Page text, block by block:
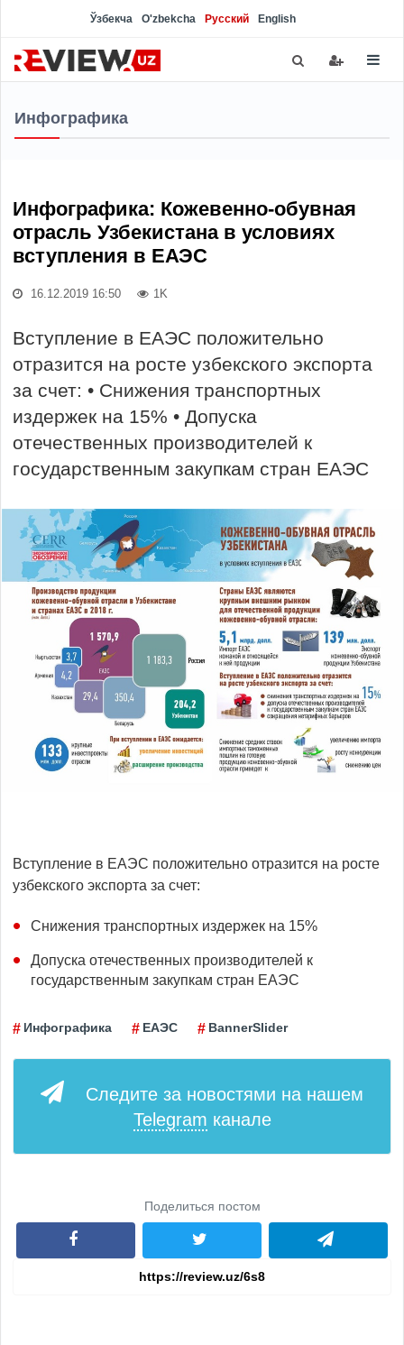
Ўзбекча O'zbekcha Русский English
Инфографика
Инфографика: Кожевенно-обувная
отрасль Узбекистана в условиях
вступления в ЕАЭС
16.12.2019 16:50 1K
Вступление в ЕАЭС положительно
отразится на росте узбекского экспорта
за счет: • Снижения транспортных
издержек на 15% • Допуска
отечественных производителей к
государственным закупкам стран ЕАЭС
Вступление в ЕАЭС положительно отразится на росте
узбекского экспорта за счет:
Снижения транспортных издержек на 15%
Допуска отечественных производителей к
государственным закупкам стран ЕАЭС
Инфографика ЕАЭС BannerSlider
Следите за новостями на нашем
Telegram канале
Поделиться постом